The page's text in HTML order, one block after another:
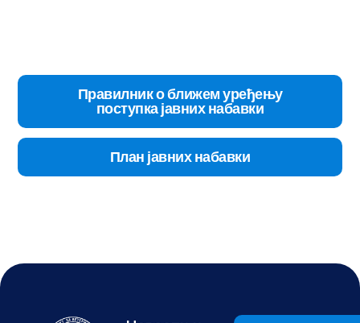
Правилник о ближем уређењу
поступка јавних набавки
План јавних набавки